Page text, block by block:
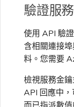
驗證服
使用 API 驗
含相關連接
料。您需要
檢視服務金
API 回應中
而已指派數